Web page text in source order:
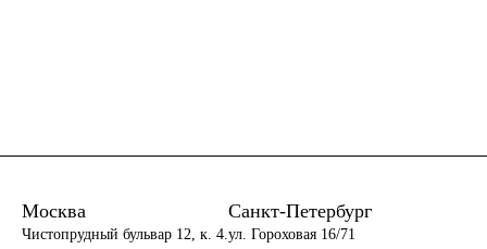
Москва
Чистопрудный бульвар 12, к. 4.
Санкт-Петербург
ул. Гороховая 16/71